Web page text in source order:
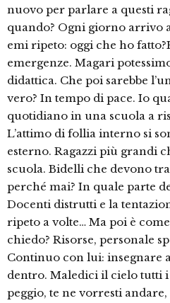
nuovo per parlare a questi
quando? Ogni giorno arrivo
emi ripeto: oggi che ho
emergenze. Magari
didattica. Che poi sarebbe
vero? In tempo di pace. Io
quotidiano in una scuola a
L’attimo di follia interno si
esterno. Ragazzi più grandi
scuola. Bidelli che devono
perché mai? In quale parte
Docenti distrutti e la
ripeto a volte… Ma poi è
chiedo? Risorse, personale
Continuo con lui: insegnare
dentro. Maledici il cielo tutti
peggio, te ne vorresti